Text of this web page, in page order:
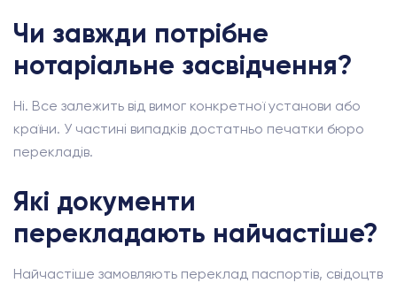
Чи завжди потрібне
нотаріальне засвідчення?
Ні. Все залежить від вимог конкретної установи або
країни. У частині випадків достатньо печатки бюро
перекладів.
Які документи
перекладають найчастіше?
Найчастіше замовляють переклад паспортів, свідоцтв